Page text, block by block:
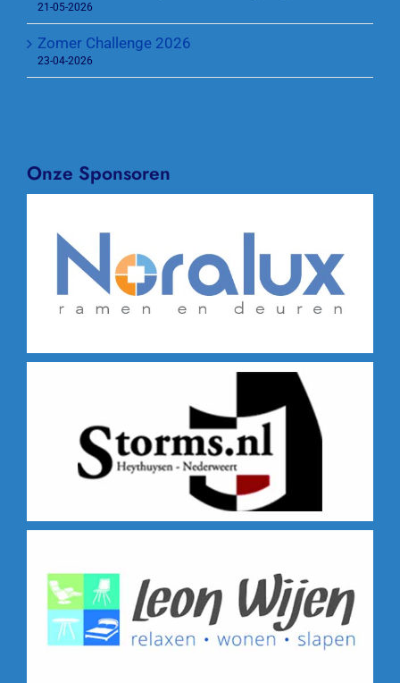
21-05-2026
Zomer Challenge 2026
23-04-2026
Onze Sponsoren